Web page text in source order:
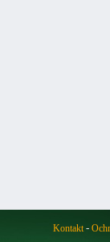
Kontakt-